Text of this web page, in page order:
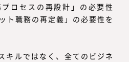
ロセスの再設計」の必要性
ト職務の再定義」の必要性を
キルではなく、全てのビジネ